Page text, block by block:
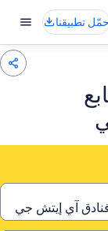
تطبيقنا